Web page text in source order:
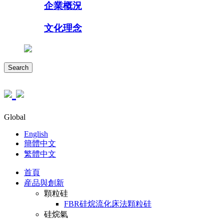
企業概況
文化理念
Search
Global
English
簡體中文
繁體中文
首頁
産品與創新
顆粒硅
FBR硅烷流化床法顆粒硅
硅烷氣